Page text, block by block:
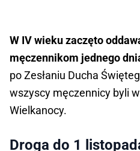
W IV wieku zaczęto
męczennikom jednego
po Zesłaniu Ducha
wszyscy męczennicy byli
Wielkanocy.
Droga do 1